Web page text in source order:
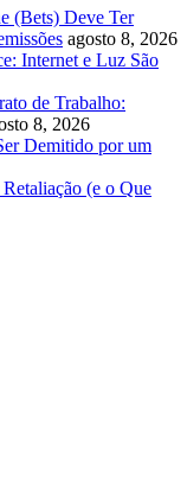
(Bets) Deve Ter
agosto 8, 2026
Internet e Luz São
de Trabalho:
8, 2026
Demitido por um
(e o Que